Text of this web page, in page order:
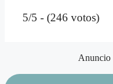
5/5 - (246 votos)
Anuncio